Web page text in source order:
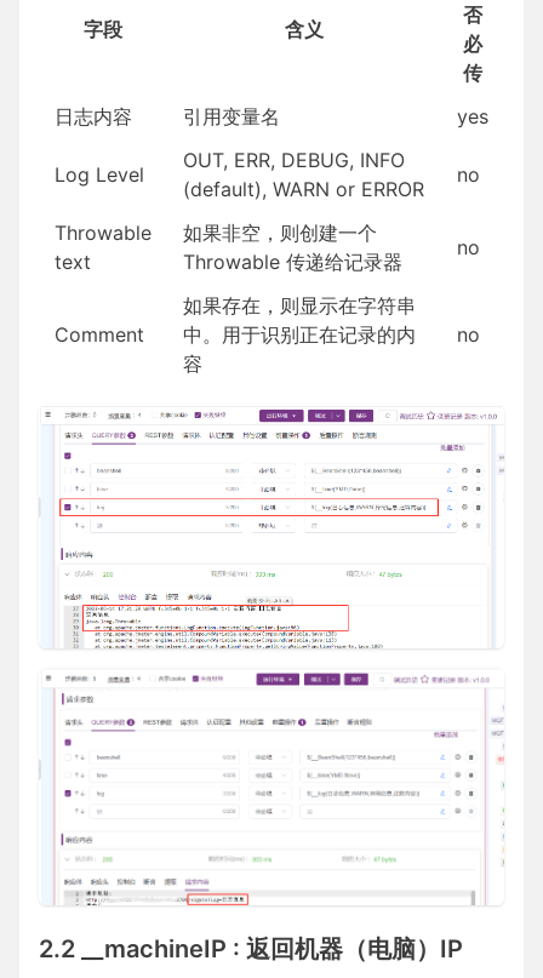
字段 含义
否
必
传
日志内容
引用变量名 yes
Log Level
OUT, ERR, DEBUG, INFO
(default), WARN or ERROR
no
Throwable
text
如果非空，则创建一个
Throwable 传递给记录器
no
Comment
如果存在，则显示在字符串
中。用于识别正在记录的内
容
no
2.2 __machineIP : 返回机器（电脑）IP